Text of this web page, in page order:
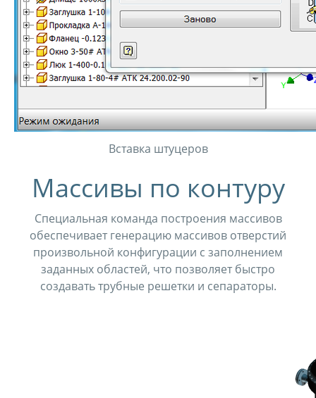
Вставка штуцеров
Массивы по контуру
Специальная команда построения массивов
обеспечивает генерацию массивов отверстий
произвольной конфигурации с заполнением
заданных областей, что позволяет быстро
создавать трубные решетки и сепараторы.